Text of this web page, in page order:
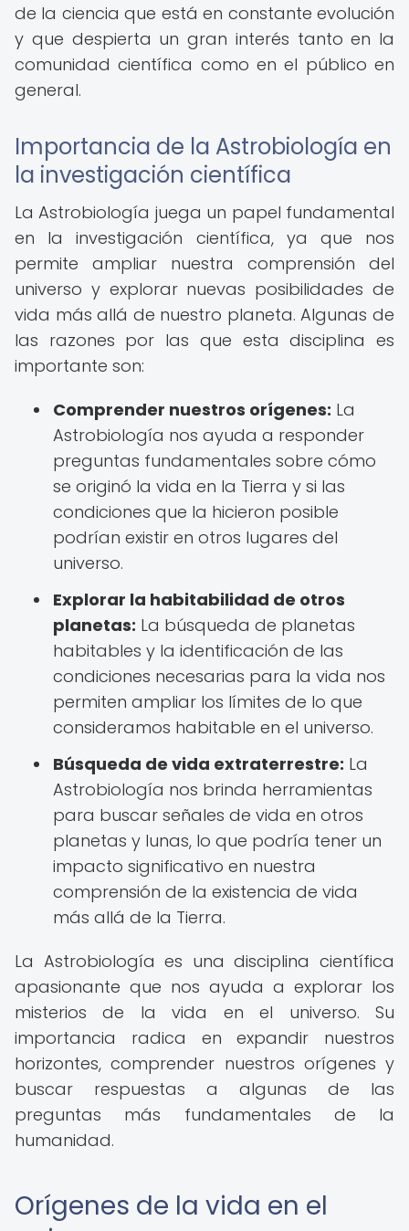
de la ciencia que está en constante evolución
y que despierta un gran interés tanto en la
comunidad científica como en el público en
general.
Importancia de la Astrobiología en
la investigación científica
La Astrobiología juega un papel fundamental
en la investigación científica, ya que nos
permite ampliar nuestra comprensión del
universo y explorar nuevas posibilidades de
vida más allá de nuestro planeta. Algunas de
las razones por las que esta disciplina es
importante son:
Comprender nuestros orígenes: La
Astrobiología nos ayuda a responder
preguntas fundamentales sobre cómo
se originó la vida en la Tierra y si las
condiciones que la hicieron posible
podrían existir en otros lugares del
universo.
Explorar la habitabilidad de otros
planetas: La búsqueda de planetas
habitables y la identificación de las
condiciones necesarias para la vida nos
permiten ampliar los límites de lo que
consideramos habitable en el universo.
Búsqueda de vida extraterrestre: La
Astrobiología nos brinda herramientas
para buscar señales de vida en otros
planetas y lunas, lo que podría tener un
impacto significativo en nuestra
comprensión de la existencia de vida
más allá de la Tierra.
La Astrobiología es una disciplina científica
apasionante que nos ayuda a explorar los
misterios de la vida en el universo. Su
importancia radica en expandir nuestros
horizontes, comprender nuestros orígenes y
buscar respuestas a algunas de las
preguntas más fundamentales de la
humanidad.
Orígenes de la vida en el